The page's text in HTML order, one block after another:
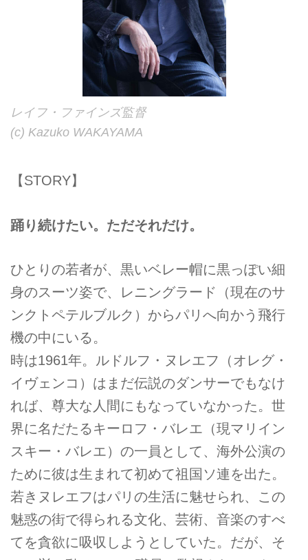
レイフ・ファインズ監督
(c) Kazuko WAKAYAMA
【STORY】
踊り続けたい。ただそれだけ。
ひとりの若者が、黒いベレー帽に黒っぽい細
身のスーツ姿で、レニングラード（現在のサ
ンクトペテルブルク）からパリへ向かう飛行
機の中にいる。
時は1961年。ルドルフ・ヌレエフ（オレグ・
イヴェンコ）はまだ伝説のダンサーでもなけ
れば、尊大な人間にもなっていなかった。世
界に名だたるキーロフ・バレエ（現マリイン
スキー・バレエ）の一員として、海外公演の
ために彼は生まれて初めて祖国ソ連を出た。
若きヌレエフはパリの生活に魅せられ、この
魅惑の街で得られる文化、芸術、音楽のすべ
てを貪欲に吸収しようとしていた。だが、そ